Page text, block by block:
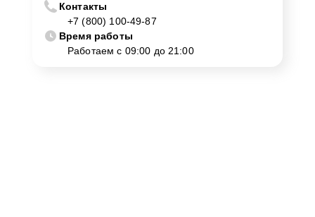
Контакты
+7 (800) 100-49-87
Время работы
Работаем с 09:00 до 21:00